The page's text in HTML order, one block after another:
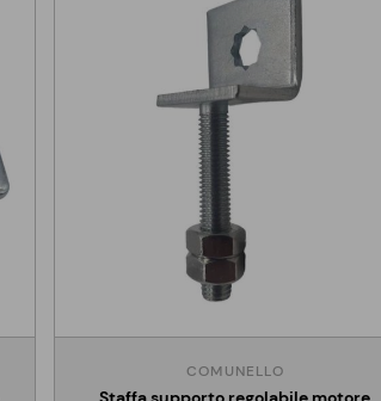
COMUNELLO